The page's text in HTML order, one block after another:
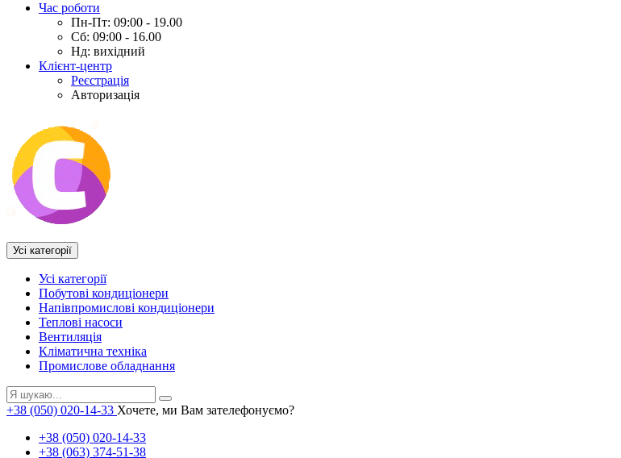
Час роботи
Пн-Пт: 09:00 - 19.00
Сб: 09:00 - 16.00
Нд: вихідний
Клієнт-центр
Реєстрація
Авторизація
Усі категорії
Усі категорії
Побутові кондиціонери
Напівпромислові кондиціонери
Теплові насоси
Вентиляція
Кліматична техніка
Промислове обладнання
+38 (050) 020-14-33 Хочете, ми Вам зателефонуємо?
+38 (050) 020-14-33
+38 (063) 374-51-38